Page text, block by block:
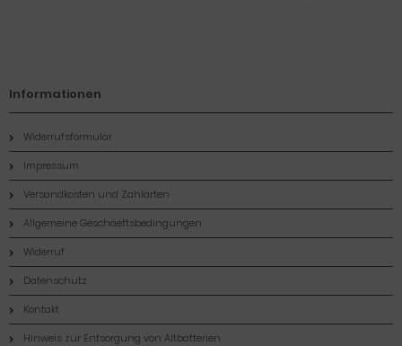
Informationen
Widerrufsformular
Impressum
Versandkosten und Zahlarten
Allgemeine Geschaeftsbedingungen
Widerruf
Datenschutz
Kontakt
Hinweis zur Entsorgung von Altbatterien